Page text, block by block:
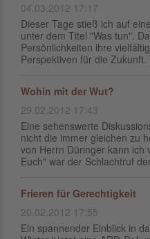
04.03.2012 17:17
Dieser Tage stieß ich auf
unter dem Titel "Was tun".
Persönlichkeiten ihre
Perspektiven für die Zukunft.
Wohin mit der Wut?
29.02.2012 17:43
Eine sehenswerte
nicht die immer gleichen zu
von Herrn Düringer kann ich
Euch" war der Schlachtruf
Frieren für Gerechtigkeit
20.02.2012 17:55
Ein spannender Einblick in